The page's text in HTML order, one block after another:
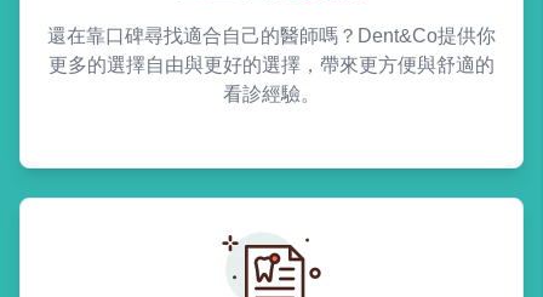
還在靠口碑尋找適合自己的醫師嗎？Dent&Co提供你
更多的選擇自由與更好的選擇，帶來更方便與舒適的
看診經驗。